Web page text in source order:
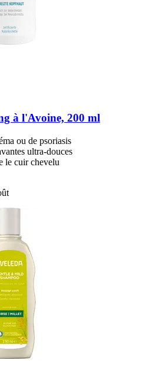
à l'Avoine, 200 ml
ou de psoriasis
ultra-douces
le cuir chevelu